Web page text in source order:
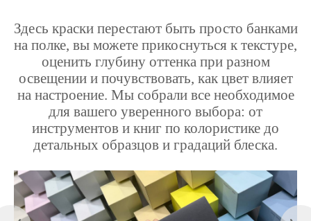
Здесь краски перестают быть просто банками
на полке, вы можете прикоснуться к текстуре,
оценить глубину оттенка при разном
освещении и почувствовать, как цвет влияет
на настроение. Мы собрали все необходимое
для вашего уверенного выбора: от
инструментов и книг по колористике до
детальных образцов и градаций блеска.